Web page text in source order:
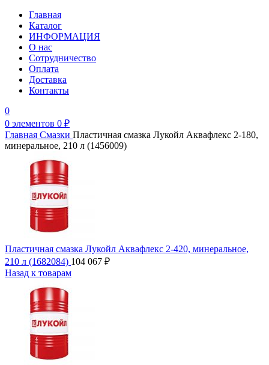
Главная
Каталог
ИНФОРМАЦИЯ
О нас
Сотрудничество
Оплата
Доставка
Контакты
0
0 элементов 0 ₽
Главная Смазки Пластичная смазка Лукойл Аквафлекс 2-180,
минеральное, 210 л (1456009)
Пластичная смазка Лукойл Аквафлекс 2-420, минеральное,
210 л (1682084) 104 067 ₽
Назад к товарам